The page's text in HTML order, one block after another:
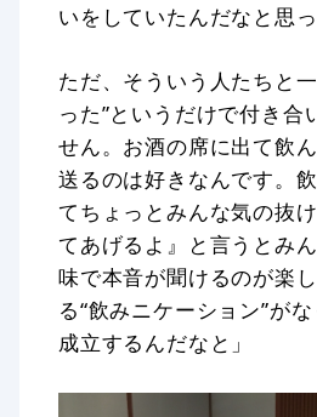
いをしていたんだなと思っ
ただ、そういう人たちと
った”というだけで付き合
せん。お酒の席に出て飲
送るのは好きなんです。
てちょっとみんな気の抜
てあげるよ』と言うとみ
味で本音が聞けるのが楽
る“飲みニケーション”が
成立するんだなと」